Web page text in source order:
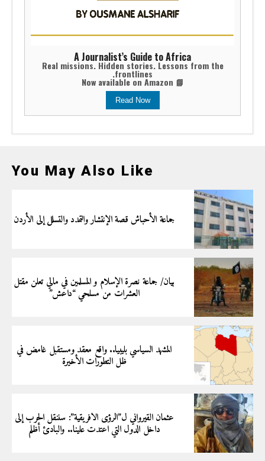
A Journalist’s Guide to Africa
Real missions. Hidden stories. Lessons from the
frontlines.
📘 Now available on Amazon
Read Now
You May Also Like
جماعة الأحباش قصة الإنتشار والتمدد والتسلل إلى الأردن
بيان/ جماعة نصرة الإسلام و المسلمين في مالي تعلن مقتل
العشرات من مسلحي “داعش”
المشهد السياسي بليبيا.. واقع معقد ومستقبل غامض في
ظل التطورات الأخيرة
عثمان القيرواني ل”الرؤى الافريقية”: سننقل الحرب إلى
داخل الدول التي اعتدت علينا.. والبادئ أظلم